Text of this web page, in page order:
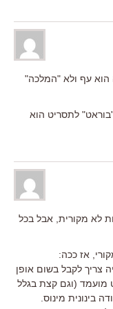
עף ולא "המלכה"
לתסריט הוא
לא מקורית, אבל בכל
אז ככה:
צריך לקבל בשום אופן
מועמד (וגם קצת בגלל
בינונית מינוס.